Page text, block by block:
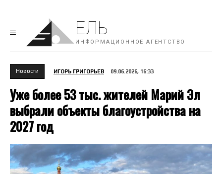
ЕЛЬ
ИНФОРМАЦИОННОЕ АГЕНТСТВО
Новости ИГОРЬ ГРИГОРЬЕВ 09.06.2026, 16:33
Уже более 53 тыс. жителей Марий Эл
выбрали объекты благоустройства на
2027 год